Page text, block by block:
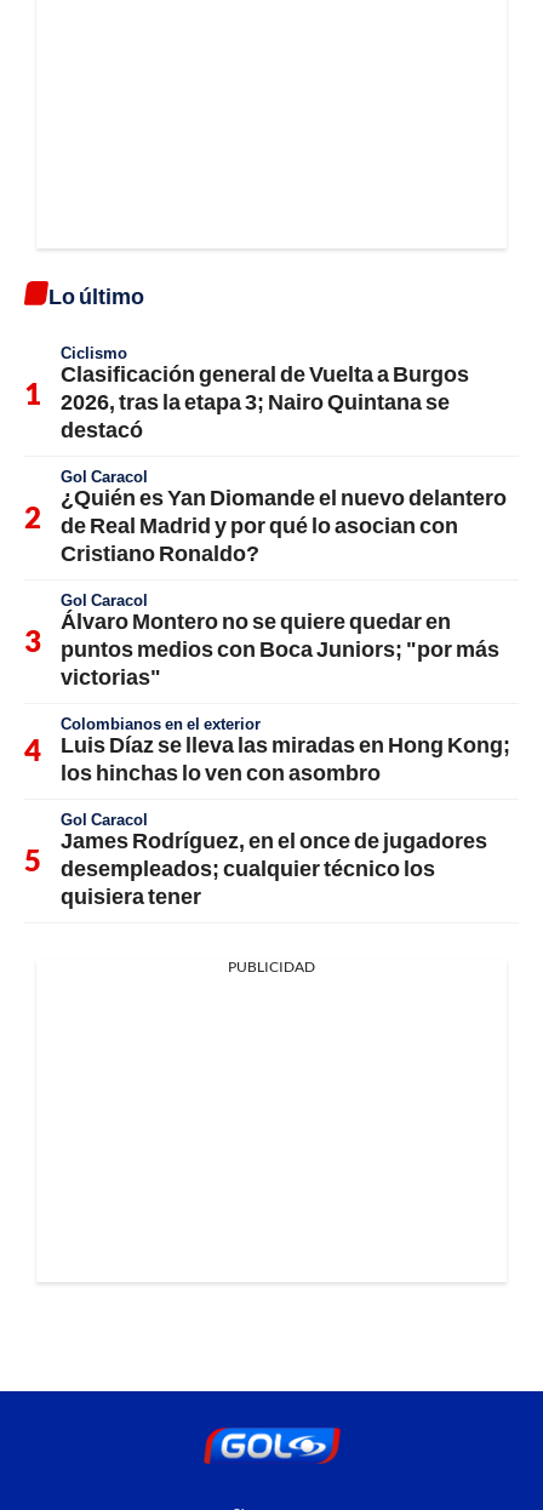
Lo último
Ciclismo
Clasificación general de Vuelta a Burgos
2026, tras la etapa 3; Nairo Quintana se
destacó
Gol Caracol
¿Quién es Yan Diomande el nuevo delantero
de Real Madrid y por qué lo asocian con
Cristiano Ronaldo?
Gol Caracol
Álvaro Montero no se quiere quedar en
puntos medios con Boca Juniors; "por más
victorias"
Colombianos en el exterior
Luis Díaz se lleva las miradas en Hong Kong;
los hinchas lo ven con asombro
Gol Caracol
James Rodríguez, en el once de jugadores
desempleados; cualquier técnico los
quisiera tener
PUBLICIDAD